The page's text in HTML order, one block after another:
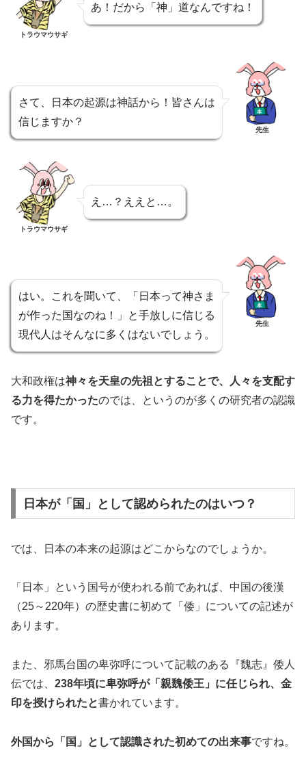
トラウマウサギ
あ！だから「神」道なんですね！
さて、日本の起源は神話から！皆さんは
信じますか？
先生
トラウマウサギ
え…？ええと…。
はい。これを聞いて、「日本って神さま
が作った国なのね！」と手放しに信じる
現代人はそんなに多くはないでしょう。
先生
大和政権は神々を天皇の先祖とすることで、人々を支配す
る力を得たかったのでは、というのが多くの研究者の認識
です。
日本が「国」として認められたのはいつ？
では、日本の本来の起源はどこからなのでしょうか。
「日本」という国号が使われる前であれば、中国の後漢
（25～220年）の歴史書に初めて「倭」についての記述が
あります。
また、邪馬台国の卑弥呼について記載のある『魏志』倭人
伝では、 238年頃に卑弥呼が「親魏倭王」に任じられ、金
印を授けられたと書かれています。
外国から「国」として認識された初めての出来事ですね。